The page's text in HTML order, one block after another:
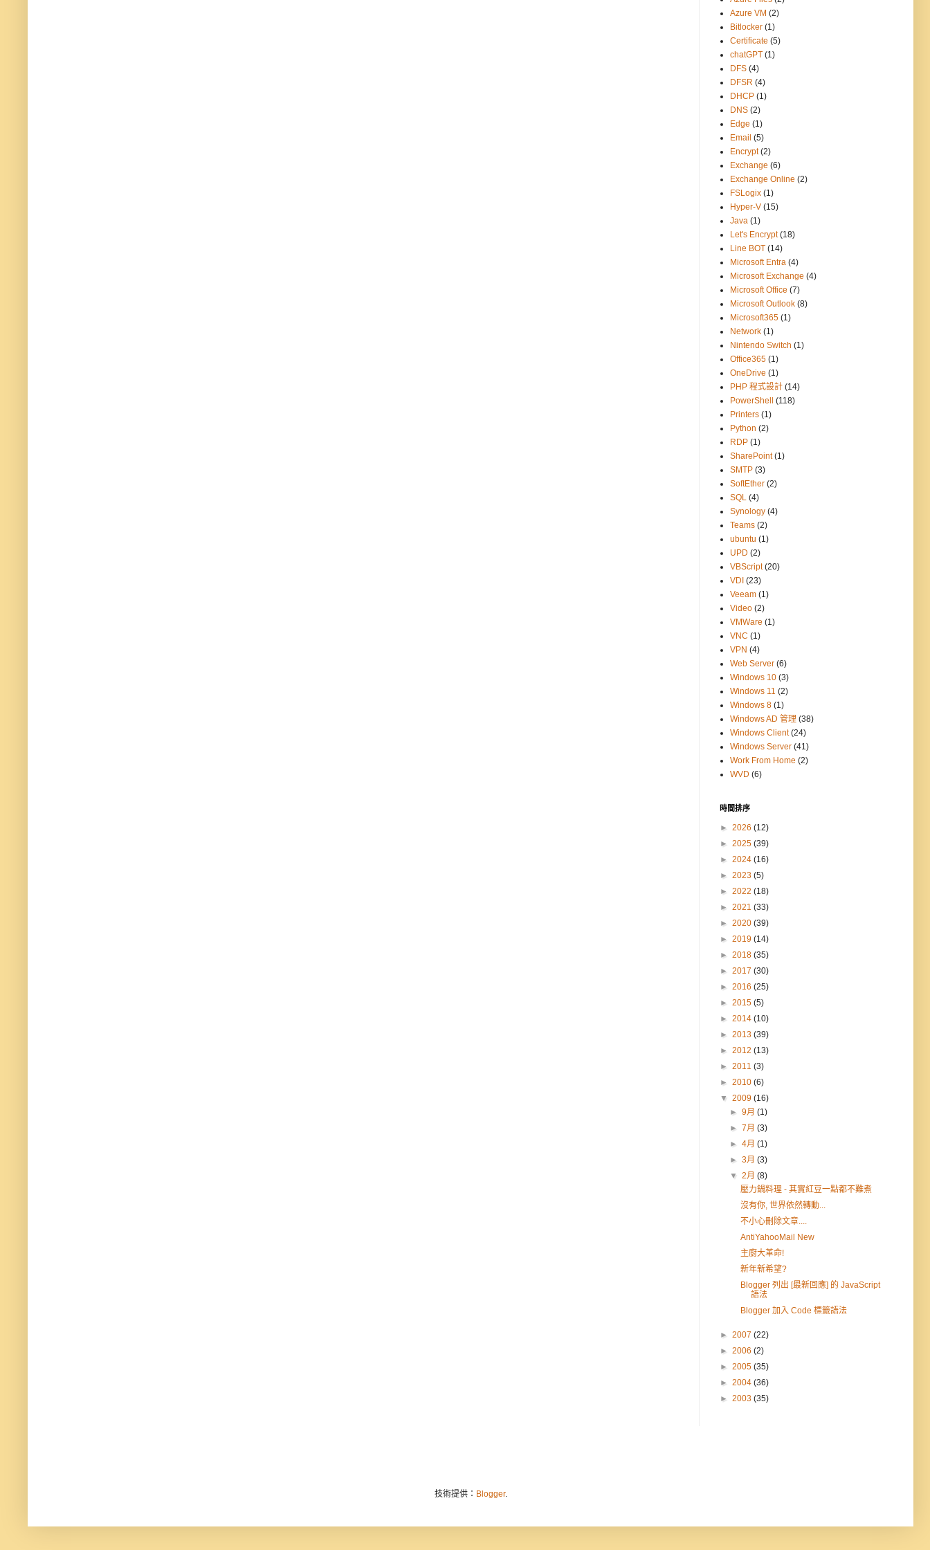
Azure VM (2)
Bitlocker (1)
Certificate (5)
chatGPT (1)
DFS (4)
DFSR (4)
DHCP (1)
DNS (2)
Edge (1)
Email (5)
Encrypt (2)
Exchange (6)
Exchange Online (2)
FSLogix (1)
Hyper-V (15)
Java (1)
Let's Encrypt (18)
Line BOT (14)
Microsoft Entra (4)
Microsoft Exchange (4)
Microsoft Office (7)
Microsoft Outlook (8)
Microsoft365 (1)
Network (1)
Nintendo Switch (1)
Office365 (1)
OneDrive (1)
PHP 程式設計 (14)
PowerShell
(118)
Printers (1)
Python (2)
RDP (1)
SharePoint (1)
SMTP (3)
SoftEther (2)
SQL (4)
Synology (4)
Teams (2)
ubuntu (1)
UPD (2)
VBScript (20)
VDI (23)
Veeam (1)
Video (2)
VMWare (1)
VNC (1)
VPN (4)
Web Server (6)
Windows 10 (3)
Windows 11 (2)
Windows 8 (1)
Windows AD 管理 (38)
Windows Client (24)
Windows Server (41)
Work From Home (2)
WVD (6)
時間排序
► 2026 (12)
► 2025 (39)
► 2024 (16)
► 2023 (5)
► 2022 (18)
► 2021 (33)
► 2020 (39)
► 2019 (14)
► 2018 (35)
► 2017 (30)
► 2016 (25)
► 2015 (5)
► 2014 (10)
► 2013 (39)
► 2012 (13)
► 2011 (3)
► 2010 (6)
▼ 2009 (16)
►9月(1)
►7月(3)
►4月(1)
►3月(3)
▼2月(8)
壓力鍋料理 - 其實紅豆一點都不難煮
沒有你, 世界依然轉動...
不小心刪除文章....
AntiYahooMail New
主廚大革命!
新年新希望?
Blogger 列出 [最新回應] 的 JavaScript
語法
Blogger 加入 Code 標籤語法
► 2007 (22)
► 2006 (2)
► 2005 (35)
► 2004 (36)
► 2003 (35)
技術提供： Blogger.